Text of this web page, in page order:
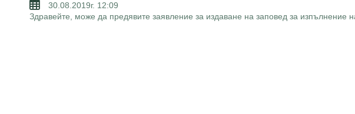
30.08.2019г. 12:09
Здравейте, може да предявите заявление за издаване на заповед за изпълнение